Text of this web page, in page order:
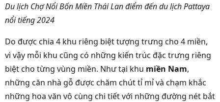
Du lịch Chợ Nổi Bốn Miền Thái Lan điểm đến du lịch Pattaya
nổi tiếng 2024
Do được chia 4 khu riêng biệt tượng trưng cho 4 miền,
vì vậy mỗi khu cũng có những kiến trúc đặc trưng riêng
biệt cho từng vùng miền. Như tại khu miền Nam,
những căn nhà gỗ được chăm chút tỉ mỉ và chạm khắc
những hoa văn vô cùng chi tiết với những đường nét bắt